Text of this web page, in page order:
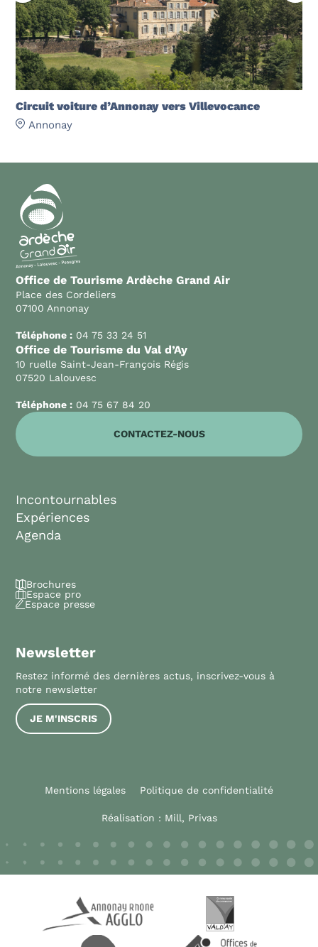
Circuit voiture d’Annonay vers Villevocance
Annonay
Office de Tourisme Ardèche Grand Air
Place des Cordeliers
07100 Annonay
Téléphone : 04 75 33 24 51
Office de Tourisme du Val d’Ay
10 ruelle Saint-Jean-François Régis
07520 Lalouvesc
Téléphone : 04 75 67 84 20
CONTACTEZ-NOUS
Incontournables
Expériences
Agenda
Brochures
Espace pro
Espace presse
Newsletter
Restez informé des dernières actus, inscrivez-vous à
notre newsletter
JE M'INSCRIS
Mentions légales Politique de confidentialité
Réalisation : Mill, Privas